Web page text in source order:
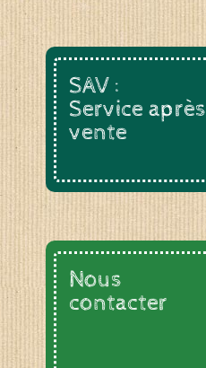
SAV :
Service après
vente
Nous
contacter